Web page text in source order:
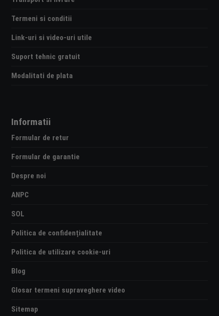
Termeni si conditii
Link-uri si video-uri utile
Suport tehnic gratuit
Modalitati de plata
Informatii
Formular de retur
Formular de garantie
Despre noi
ANPC
SOL
Politica de confidențialitate
Politica de utilizare cookie-uri
Blog
Glosar termeni supraveghere video
Sitemap